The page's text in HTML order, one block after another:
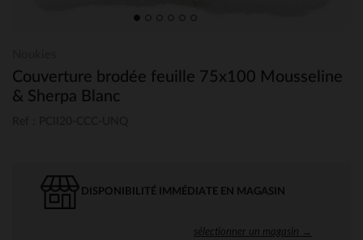
Couverture brodée feuille 75x100 Mousseline
& Sherpa Blanc
DISPONIBILITÉ IMMÉDIATE EN MAGASIN
sélectionner un magasin →